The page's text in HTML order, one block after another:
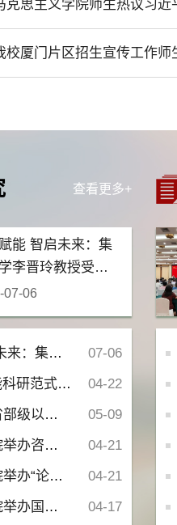
查看更多+
能 智启未来：集
李晋玲教授受邀
院作专题报告
07-06
07-06
莅临我院作专题报告
04-22
究生专场讲座
05-09
表 (2012-2025)
04-21
研转化专题讲座
04-21
之仁’的创造性转化”讲座
04-17
申报专题讲座